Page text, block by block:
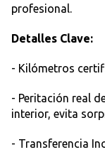
profesional.
Detalles Clave:
- Kilómetros
- Peritación real
interior, evita
- Transferencia